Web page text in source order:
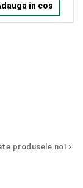
in cos
produsele noi 